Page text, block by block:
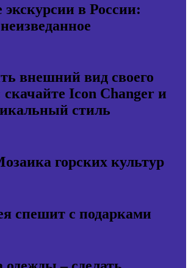
в России:
внешний вид своего
скачайте Icon Changer и
стиль
горских культур
спешит с подарками